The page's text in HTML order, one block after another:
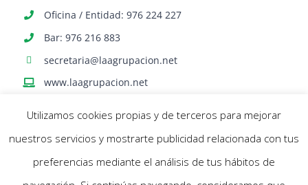
Oficina / Entidad: 976 224 227
Bar: 976 216 883
secretaria@laagrupacion.net
www.laagrupacion.net
Utilizamos cookies propias y de terceros para mejorar
nuestros servicios y mostrarte publicidad relacionada con tus
preferencias mediante el análisis de tus hábitos de